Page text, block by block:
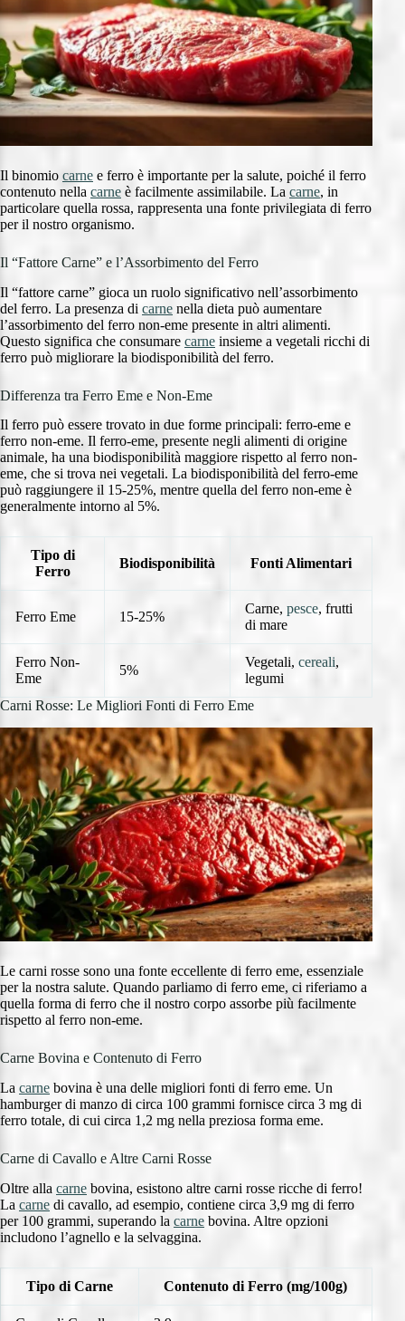
Il binomio carne e ferro è importante per la salute, poiché il ferro
contenuto nella carne è facilmente assimilabile. La carne, in
particolare quella rossa, rappresenta una fonte privilegiata di ferro
per il nostro organismo.
Il “Fattore Carne” e l’Assorbimento del Ferro
Il “fattore carne” gioca un ruolo significativo nell’assorbimento
del ferro. La presenza di carne nella dieta può aumentare
l’assorbimento del ferro non-eme presente in altri alimenti.
Questo significa che consumare carne insieme a vegetali ricchi di
ferro può migliorare la biodisponibilità del ferro.
Differenza tra Ferro Eme e Non-Eme
Il ferro può essere trovato in due forme principali: ferro-eme e
ferro non-eme. Il ferro-eme, presente negli alimenti di origine
animale, ha una biodisponibilità maggiore rispetto al ferro non-
eme, che si trova nei vegetali. La biodisponibilità del ferro-eme
può raggiungere il 15-25%, mentre quella del ferro non-eme è
generalmente intorno al 5%.
Tipo di
Ferro
Biodisponibilità Fonti Alimentari
Ferro Eme 15-25%
Carne, pesce, frutti
di mare
Ferro Non-
Eme
5%
Vegetali, cereali,
legumi
Carni Rosse: Le Migliori Fonti di Ferro Eme
Le carni rosse sono una fonte eccellente di ferro eme, essenziale
per la nostra salute. Quando parliamo di ferro eme, ci riferiamo a
quella forma di ferro che il nostro corpo assorbe più facilmente
rispetto al ferro non-eme.
Carne Bovina e Contenuto di Ferro
La carne bovina è una delle migliori fonti di ferro eme. Un
hamburger di manzo di circa 100 grammi fornisce circa 3 mg di
ferro totale, di cui circa 1,2 mg nella preziosa forma eme.
Carne di Cavallo e Altre Carni Rosse
Oltre alla carne bovina, esistono altre carni rosse ricche di ferro!
La carne di cavallo, ad esempio, contiene circa 3,9 mg di ferro
per 100 grammi, superando la carne bovina. Altre opzioni
includono l’agnello e la selvaggina.
Tipo di Carne Contenuto di Ferro (mg/100g)